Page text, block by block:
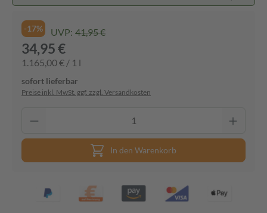
-17% UVP: 41,95 €
34,95 €
1.165,00 € / 1 l
sofort lieferbar
Preise inkl. MwSt. ggf. zzgl. Versandkosten
In den Warenkorb